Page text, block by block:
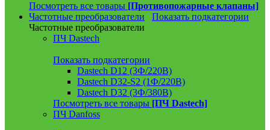
Посмотреть все товары [Противопожарные клапаны]
Частотные преобразователи
Показать подкатегории
Частотные преобразователи
ПЧ Dastech
Показать подкатегории
Dastech D12 (3Ф/220В)
Dastech D32-S2 (1Ф/220В)
Dastech D32 (3Ф/380В)
Посмотреть все товары [ПЧ Dastech]
ПЧ Danfoss